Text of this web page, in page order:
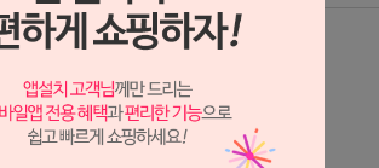
(NT260329) 폴리 보석 자동 넥타이